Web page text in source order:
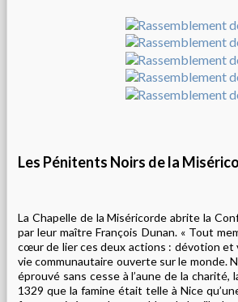
Les Pénitents Noirs de la
La Chapelle de la Miséricorde abrite la
par leur maître François Dunan. « Tout
cœur de lier ces deux actions : dévotion et
vie communautaire ouverte sur le monde.
éprouvé sans cesse à l’aune de la
1329 que la famine était telle à Nice